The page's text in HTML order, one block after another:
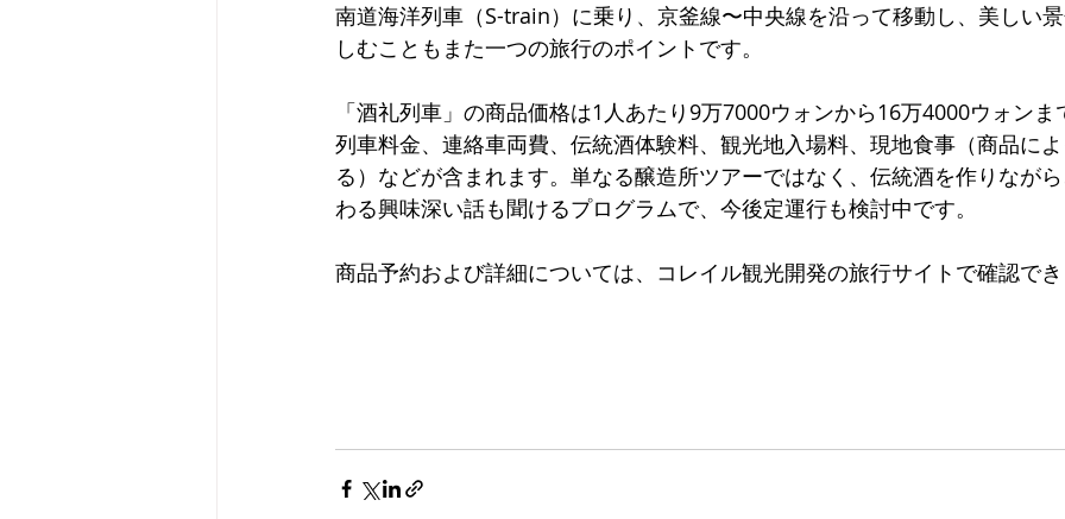
南道海洋列車（S-train）に乗り、京釜線〜中央線を沿って移動し、美しい
しむこともまた一つの旅行のポイントです。
「酒礼列車」の商品価格は1人あたり9万7000ウォンから16万4000ウォンま
列車料金、連絡車両費、伝統酒体験料、観光地入場料、現地食事（商品に
る）などが含まれます。単なる醸造所ツアーではなく、伝統酒を作りなが
わる興味深い話も聞けるプログラムで、今後定運行も検討中です。
商品予約および詳細については、コレイル観光開発の旅行サイトで確認でき